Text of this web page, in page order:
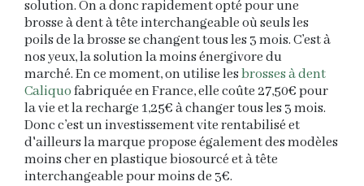
solution. On a donc rapidement opté pour une
brosse à dentàtête interchangeableoù seuls les
poilsde labrossese changent tous les 3 mois. C’est à
nos yeux, la solution la moinsénergivoredu
marché.En ce moment, on utilise lesbrosses à dent
Caliquofabriquée en France, elle coûte 27,50€ pour
la vie et la recharge 1,25€ à changer tous les 3 mois.
Donc c’est un investissement vite rentabilisé et
d'ailleurs la marque propose également des modèles
moins cher en plastique biosourcé et à tête
interchangeable pour moins de 3€.